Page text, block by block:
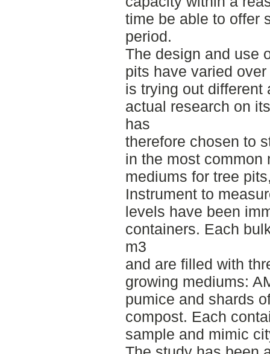
time be able to offer
period.
The design and use
pits have varied
is trying out different
actual research on
has
therefore chosen to
in the most common
mediums for tree
Instrument to
levels have been
containers. Each
m3
and are filled with
growing mediums:
pumice and shards
compost. Each
sample and mimic